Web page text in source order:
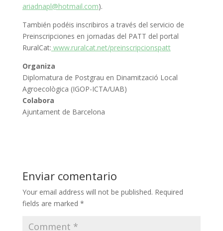
ariadnapl@hotmail.com).
También podéis inscribiros a través del servicio de
Preinscripciones en jornadas del PATT del portal
RuralCat: www.ruralcat.net/preinscripcionspatt
Organiza
Diplomatura de Postgrau en Dinamització Local
Agroecològica (IGOP-ICTA/UAB)
Colabora
Ajuntament de Barcelona
Enviar comentario
Your email address will not be published. Required
fields are marked *